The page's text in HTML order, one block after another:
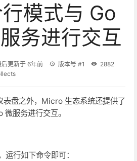
模式与 Go
务进行交互
后更新于 6年前 版本号 #1
2882
表盘之外，Micro 生态系统还提供了
服务进行交互。
运行如下命令即可：